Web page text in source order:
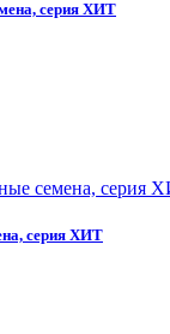
серия ХИТ
серия ХИТ